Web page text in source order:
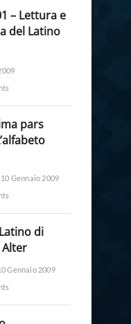
– Lettura e
del Latino
pars
Gennaio 2009
di
Gennaio 2009